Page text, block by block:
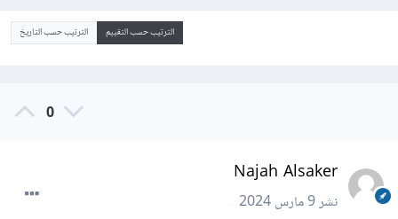
الترتيب حسب التقييم الترتيب حسب التاريخ
0
Najah Alsaker
نشر9 مارس 2024